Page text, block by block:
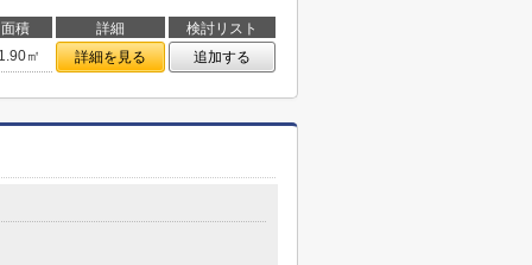
面積 詳細
検討リスト
㎡
詳細を見る 追加する